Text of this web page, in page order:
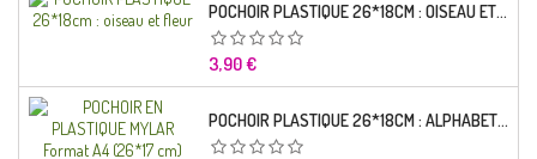
POCHOIR PLASTIQUE 26*18CM : OISEAU ET FLEUR
Prix
3,90 €
POCHOIR PLASTIQUE 26*18CM : ALPHABET (03)